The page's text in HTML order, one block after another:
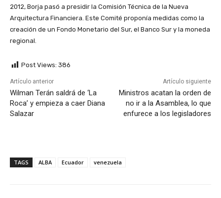
2012, Borja pasó a presidir la Comisión Técnica de la Nueva
Arquitectura Financiera. Este Comité proponía medidas como la
creación de un Fondo Monetario del Sur, el Banco Sur y la moneda
regional.
Post Views: 386
Artículo anterior
Wilman Terán saldrá de ‘La
Roca’ y empieza a caer Diana
Salazar
Artículo siguiente
Ministros acatan la orden de
no ir a la Asamblea, lo que
enfurece a los legisladores
TAGS ALBA Ecuador venezuela